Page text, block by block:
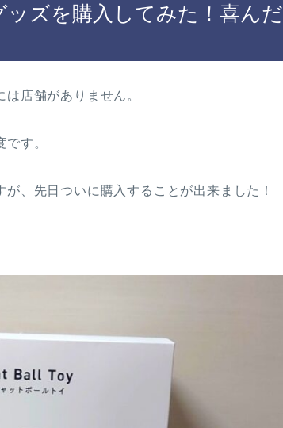
ズを購入してみた！喜んだ
店舗がありません。
す。
、先日ついに購入することが出来ました！